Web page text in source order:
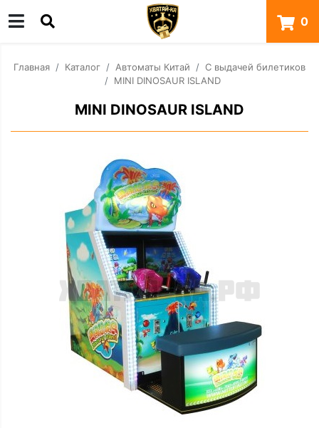
0
Главная Каталог Автоматы Китай
С выдачей билетиков
MINI DINOSAUR ISLAND
MINI DINOSAUR ISLAND